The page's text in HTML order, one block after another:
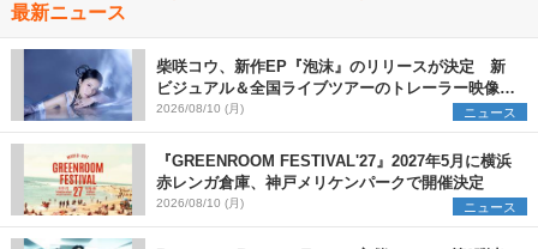
最新ニュース
柴咲コウ、新作EP『泡沫』のリリースが決定 新
ビジュアル＆全国ライブツアーのトレーラー映像が
一部解禁【コメントあり】
2026/08/10 (月) ニュース
『GREENROOM FESTIVAL'27』2027年5月に横浜
赤レンガ倉庫、神戸メリケンパークで開催決定
2026/08/10 (月) ニュース